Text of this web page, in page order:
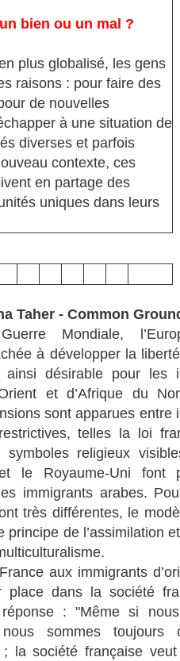
bien ou un mal ?
plus globalisé, les gens
raisons : pour faire des
de nouvelles
à une situation de
diverses et parfois
contexte, ces
en partage des
uniques dans leurs
Taher - Common
Mondiale,
à développer la
ainsi désirable pour les
et d’Afrique du
sont apparues entre
telles la loi
symboles religieux
le Royaume-Uni font
immigrants arabes.
très différentes, le
principe de l’assimilation
aux immigrants
place dans la société
: "Même si
sommes toujours
la société française